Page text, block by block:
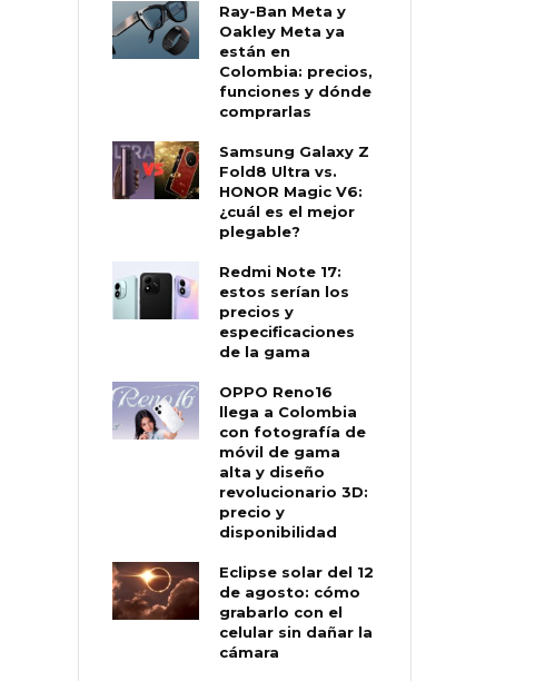
Ray-Ban Meta y
Oakley Meta ya
están en
Colombia: precios,
funciones y dónde
comprarlas
Samsung Galaxy Z
Fold8 Ultra vs.
HONOR Magic V6:
¿cuál es el mejor
plegable?
Redmi Note 17:
estos serían los
precios y
especificaciones
de la gama
OPPO Reno16
llega a Colombia
con fotografía de
móvil de gama
alta y diseño
revolucionario 3D:
precio y
disponibilidad
Eclipse solar del 12
de agosto: cómo
grabarlo con el
celular sin dañar la
cámara